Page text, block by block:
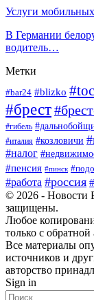
Услуги
В Германии
водитель…
Метки
#bar24 #blizko
#брест
#гибель
#италия #козловичи
#налог
#пенсия #пинск
#работа #россия
© 2026 - Новости
защищены.
Любое
только с
Все материалы
источников и
авторство
Sign in